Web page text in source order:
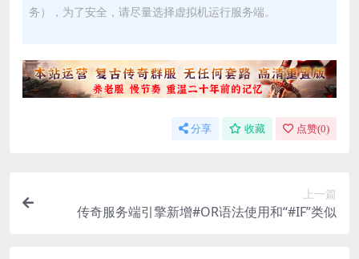
务），为了安全，请尽量选择虚拟机运行服务端。
分享 收藏 点赞(0)
上一篇
传奇服务端引擎新增#OR语法使用和“#IF”类似